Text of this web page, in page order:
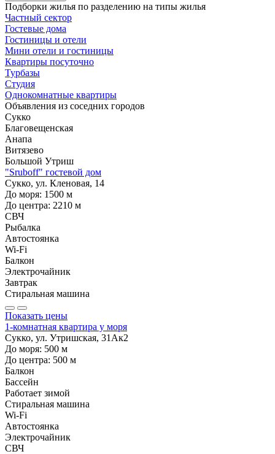
Подборки жилья по разделению на типы жилья
Частный сектор
Гостевые дома
Гостиницы и отели
Мини отели и гостиницы
Квартиры посуточно
Турбазы
Студия
Однокомнатные квартиры
Объявления из соседних городов
Сукко
Благовещенская
Анапа
Витязево
Большой Утриш
"Sruboff" гостевой дом
Сукко, ул. Кленовая, 14
До моря: 1500 м
До центра: 2210 м
СВЧ
Рыбалка
Автостоянка
Wi-Fi
Балкон
Электрочайник
Завтрак
Стиральная машина
Показать цены
1-комнатная квартира у моря
Сукко, ул. Утришская, 31Ак2
До моря: 500 м
До центра: 500 м
Балкон
Бассейн
Работает зимой
Стиральная машина
Wi-Fi
Автостоянка
Электрочайник
СВЧ